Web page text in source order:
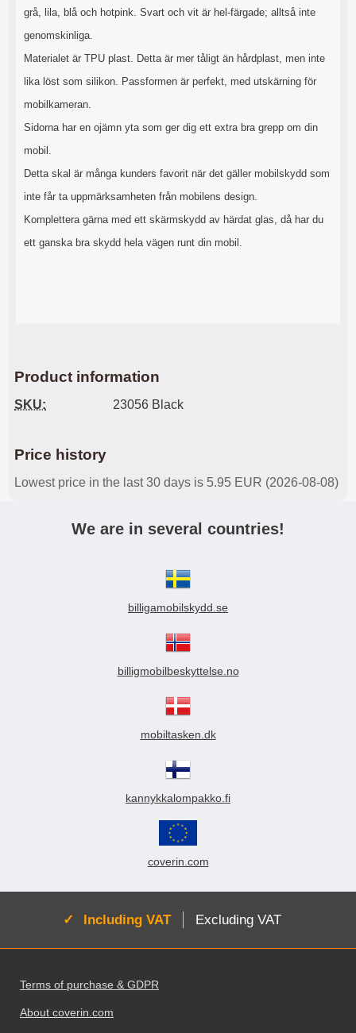
grå, lila, blå och hotpink. Svart och vit är hel-färgade; alltså inte
genomskinliga.
Materialet är TPU plast. Detta är mer tåligt än hårdplast, men inte
lika löst som silikon. Passformen är perfekt, med utskärning för
mobilkameran.
Sidorna har en ojämn yta som ger dig ett extra bra grepp om din
mobil.
Detta skal är många kunders favorit när det gäller mobilskydd som
inte får ta uppmärksamheten från mobilens design.
Komplettera gärna med ett skärmskydd av härdat glas, då har du
ett ganska bra skydd hela vägen runt din mobil.
Product information
SKU: 23056 Black
Price history
Lowest price in the last 30 days is 5.95 EUR (2026-08-08)
We are in several countries!
billigamobilskydd.se
billigmobilbeskyttelse.no
mobiltasken.dk
kannykkalompakko.fi
coverin.com
Active:
Including VAT Excluding VAT
Terms of purchase & GDPR
About coverin.com